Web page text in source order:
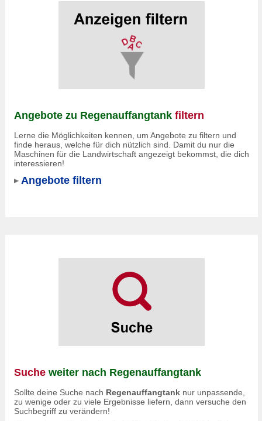
Angebote zu Regenauffangtank filtern
Lerne die Möglichkeiten kennen, um Angebote zu filtern und
finde heraus, welche für dich nützlich sind. Damit du nur die
Maschinen für die Landwirtschaft angezeigt bekommst, die dich
interessieren!
Angebote filtern
Suche weiter nach Regenauffangtank
Sollte deine Suche nach Regenauffangtank nur unpassende,
zu wenige oder zu viele Ergebnisse liefern, dann versuche den
Suchbegriff zu verändern!